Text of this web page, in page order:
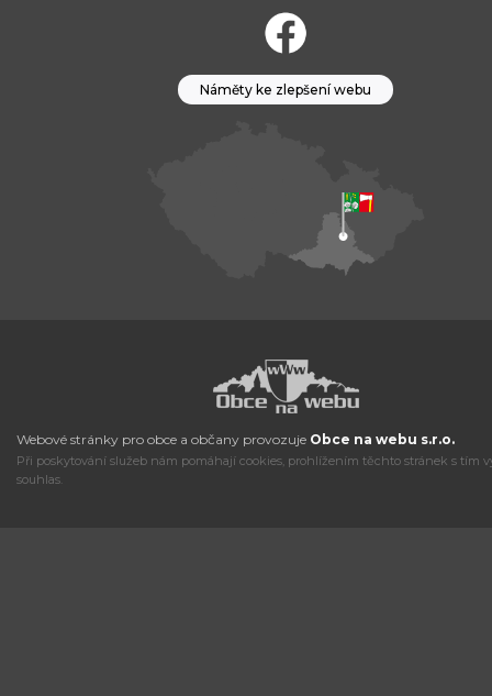
Náměty ke zlepšení webu
Webové stránky pro obce a občany provozuje Obce na webu s.r.o.
Při poskytování služeb nám pomáhají cookies, prohlížením těchto stránek s tím
souhlas.